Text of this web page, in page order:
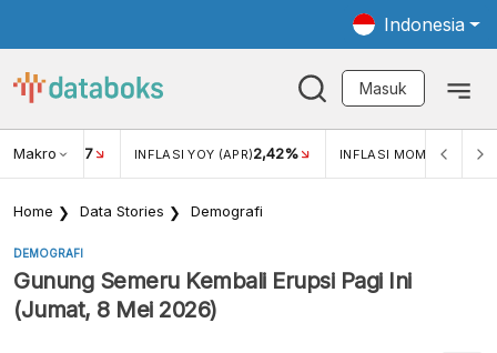
Indonesia
Masuk
Makro
USD/IDR 17 INFLASI YOY (APR)2,42% INFLASI MOM (MAR)
Home Data Stories Demografi
DEMOGRAFI
Gunung Semeru Kembali Erupsi Pagi Ini
(Jumat, 8 Mei 2026)